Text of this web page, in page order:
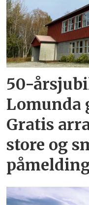
50-
Lomunda
Gratis
store og